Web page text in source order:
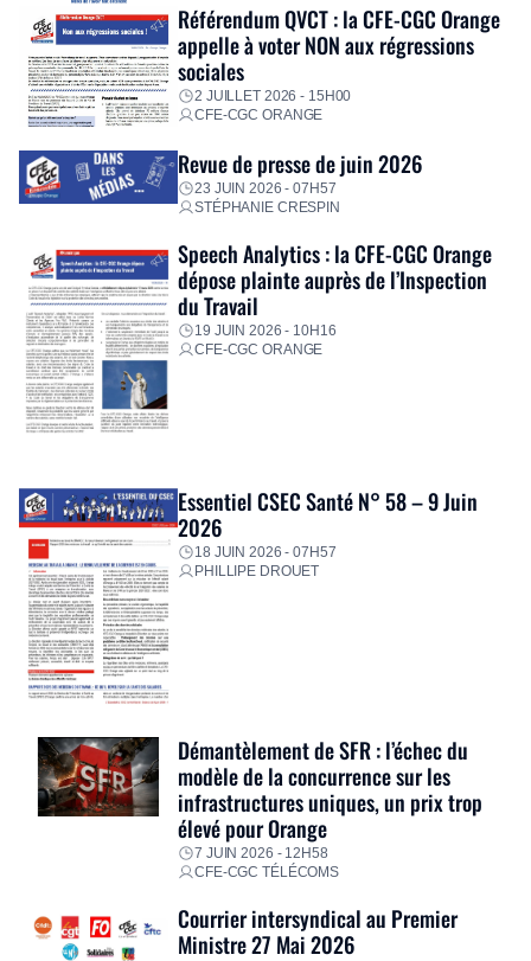
Référendum QVCT : la CFE-CGC Orange
appelle à voter NON aux régressions
sociales
2 JUILLET 2026 - 15H00
CFE-CGC ORANGE
Revue de presse de juin 2026
23 JUIN 2026 - 07H57
STÉPHANIE CRESPIN
Speech Analytics : la CFE-CGC Orange
dépose plainte auprès de l’Inspection
du Travail
19 JUIN 2026 - 10H16
CFE-CGC ORANGE
Essentiel CSEC Santé N° 58 – 9 Juin
2026
18 JUIN 2026 - 07H57
PHILLIPE DROUET
Démantèlement de SFR : l’échec du
modèle de la concurrence sur les
infrastructures uniques, un prix trop
élevé pour Orange
7 JUIN 2026 - 12H58
CFE-CGC TÉLÉCOMS
Courrier intersyndical au Premier
Ministre 27 Mai 2026